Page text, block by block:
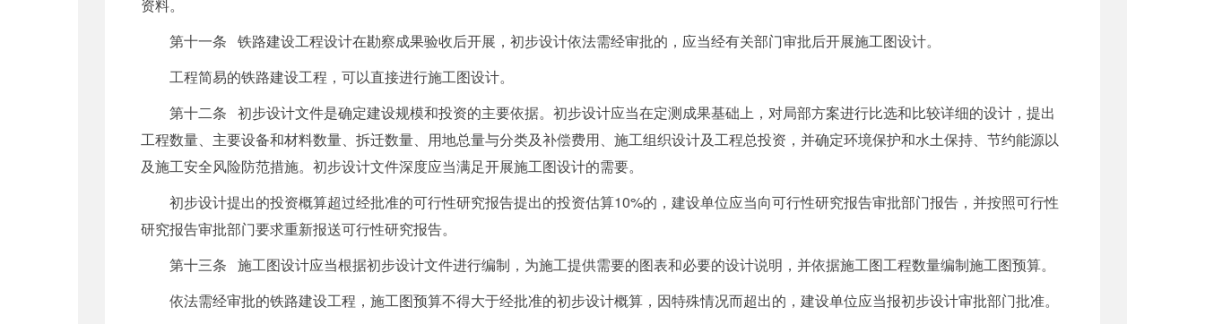
资料。
第十一条 铁路建设工程设计在勘察成果验收后开展，初步设计依法需经审批的，应当经有关部门审批后开展施工图设计。
工程简易的铁路建设工程，可以直接进行施工图设计。
第十二条 初步设计文件是确定建设规模和投资的主要依据。初步设计应当在定测成果基础上，对局部方案进行比选和比较详细的设计，提出
工程数量、主要设备和材料数量、拆迁数量、用地总量与分类及补偿费用、施工组织设计及工程总投资，并确定环境保护和水土保持、节约能源以
及施工安全风险防范措施。初步设计文件深度应当满足开展施工图设计的需要。
初步设计提出的投资概算超过经批准的可行性研究报告提出的投资估算10%的，建设单位应当向可行性研究报告审批部门报告，并按照可行性
研究报告审批部门要求重新报送可行性研究报告。
第十三条 施工图设计应当根据初步设计文件进行编制，为施工提供需要的图表和必要的设计说明，并依据施工图工程数量编制施工图预算。
依法需经审批的铁路建设工程，施工图预算不得大于经批准的初步设计概算，因特殊情况而超出的，建设单位应当报初步设计审批部门批准。